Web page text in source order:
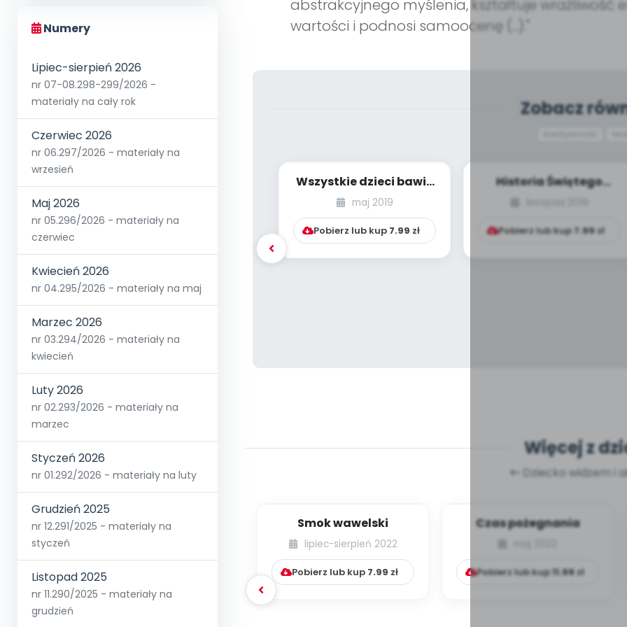
Numery
Lipiec-sierpień 2026
nr 07-08.298-299/2026 -
materiały na cały rok
Czerwiec 2026
nr 06.297/2026 - materiały na
wrzesień
Maj 2026
nr 05.296/2026 - materiały na
czerwiec
Kwiecień 2026
nr 04.295/2026 - materiały na maj
Marzec 2026
nr 03.294/2026 - materiały na
kwiecień
Luty 2026
nr 02.293/2026 - materiały na
marzec
Styczeń 2026
nr 01.292/2026 - materiały na luty
Grudzień 2025
nr 12.291/2025 - materiały na
styczeń
Listopad 2025
nr 11.290/2025 - materiały na
grudzień
abstrakcyjnego myślenia, kształtuje wrażliwość
wartości i podnosi samoocenę (...)."
Zobacz
Wszystkie dzieci bawią
się [PBP - dzieci
młodsze - nume...
maj 2019
Pobierz lub kup 7.99 zł
Historia Świętego
Mikołaja [PBP - dzieci
młodsze - nu...
Pobierz lub kup 7.99zł
Więcej z
Dziecko widzem i
Smok wawelski
lipiec-sierpień 2022
Pobierz lub kup 7.99 zł
Czas pożegnania
Pobierz lub kup11.99zł